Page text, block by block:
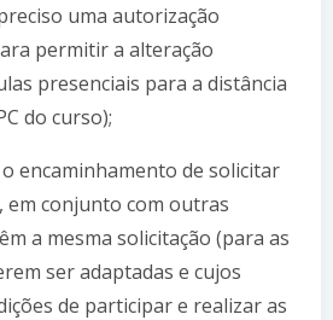
uma autorização
permitir a alteração
presenciais para a distância
do curso);
encaminhamento de solicitar
em conjunto com outras
a mesma solicitação (para as
ser adaptadas e cujos
de participar e realizar as